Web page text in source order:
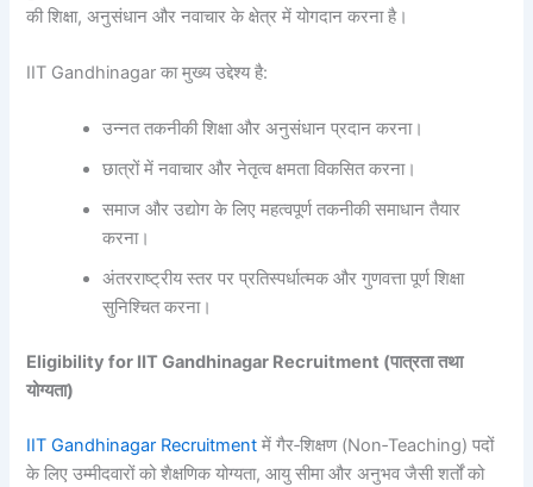
की शिक्षा, अनुसंधान और नवाचार के क्षेत्र में योगदान करना है।
IIT Gandhinagar का मुख्य उद्देश्य है:
उन्नत तकनीकी शिक्षा और अनुसंधान प्रदान करना।
छात्रों में नवाचार और नेतृत्व क्षमता विकसित करना।
समाज और उद्योग के लिए महत्वपूर्ण तकनीकी समाधान तैयार
करना।
अंतरराष्ट्रीय स्तर पर प्रतिस्पर्धात्मक और गुणवत्ता पूर्ण शिक्षा
सुनिश्चित करना।
Eligibility for IIT Gandhinagar Recruitment (पात्रता तथा
योग्यता)
IIT Gandhinagar Recruitment में गैर‑शिक्षण (Non‑Teaching) पदों
के लिए उम्मीदवारों को शैक्षणिक योग्यता, आयु सीमा और अनुभव जैसी शर्तों को